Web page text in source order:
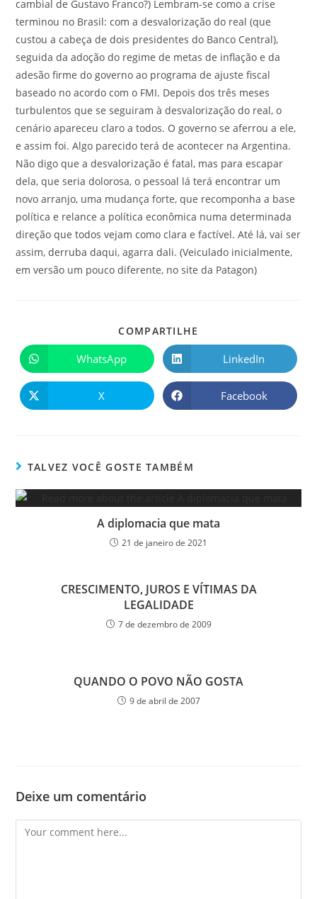
cambial de Gustavo Franco?) Lembram-se como a crise
terminou no Brasil: com a desvalorização do real (que
custou a cabeça de dois presidentes do Banco Central),
seguida da adoção do regime de metas de inflação e da
adesão firme do governo ao programa de ajuste fiscal
baseado no acordo com o FMI. Depois dos três meses
turbulentos que se seguiram à desvalorização do real, o
cenário apareceu claro a todos. O governo se aferrou a ele,
e assim foi. Algo parecido terá de acontecer na Argentina.
Não digo que a desvalorização é fatal, mas para escapar
dela, que seria dolorosa, o pessoal lá terá encontrar um
novo arranjo, uma mudança forte, que recomponha a base
política e relance a política econômica numa determinada
direção que todos vejam como clara e factível. Até lá, vai ser
assim, derruba daqui, agarra dali. (Veiculado inicialmente,
em versão um pouco diferente, no site da Patagon)
COMPARTILHE
WhatsApp LinkedIn
X Facebook
TALVEZ VOCÊ GOSTE TAMBÉM
A diplomacia que mata
21 de janeiro de 2021
CRESCIMENTO, JUROS E VÍTIMAS DA
LEGALIDADE
7 de dezembro de 2009
QUANDO O POVO NÃO GOSTA
9 de abril de 2007
Deixe um comentário